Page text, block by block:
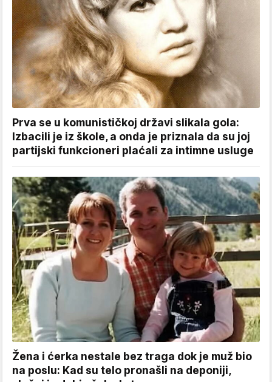
Prva se u komunističkoj državi slikala gola:
Izbacili je iz škole, a onda je priznala da su joj
partijski funkcioneri plaćali za intimne usluge
Žena i ćerka nestale bez traga dok je muž bio
na poslu: Kad su telo pronašli na deponiji,